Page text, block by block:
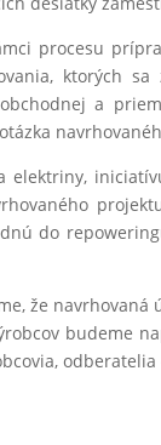
procesu
ktorých sa
a
elektriny,
do
že
budeme